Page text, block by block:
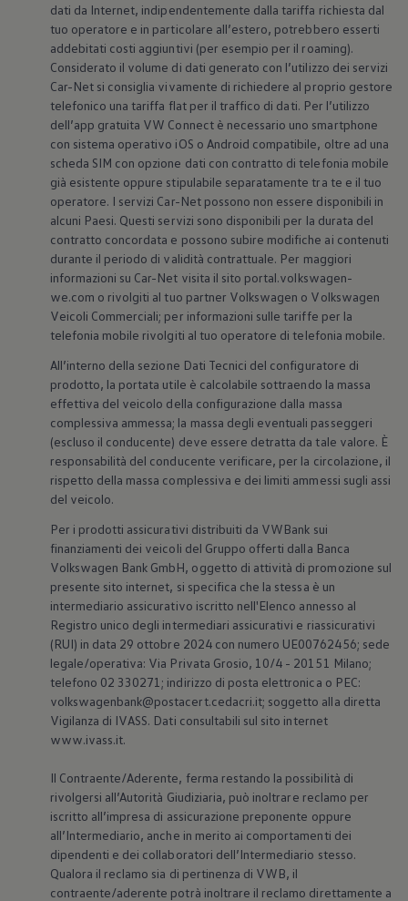
dati da Internet, indipendentemente dalla tariffa richiesta dal
tuo operatore e in particolare all’estero, potrebbero esserti
addebitati costi aggiuntivi (per esempio per il roaming).
Considerato il volume di dati generato con l’utilizzo dei servizi
Car-Net si consiglia vivamente di richiedere al proprio gestore
telefonico una tariffa flat per il traffico di dati. Per l’utilizzo
dell’app gratuita VW Connect è necessario uno smartphone
con sistema operativo iOS o Android compatibile, oltre ad una
scheda SIM con opzione dati con contratto di telefonia mobile
già esistente oppure stipulabile separatamente tra te e il tuo
operatore. I servizi Car-Net possono non essere disponibili in
alcuni Paesi. Questi servizi sono disponibili per la durata del
contratto concordata e possono subire modifiche ai contenuti
durante il periodo di validità contrattuale. Per maggiori
informazioni su Car-Net visita il sito portal.volkswagen-
we.com o rivolgiti al tuo partner Volkswagen o Volkswagen
Veicoli Commerciali; per informazioni sulle tariffe per la
telefonia mobile rivolgiti al tuo operatore di telefonia mobile.
All’interno della sezione Dati Tecnici del configuratore di
prodotto, la portata utile è calcolabile sottraendo la massa
effettiva del veicolo della configurazione dalla massa
complessiva ammessa; la massa degli eventuali passeggeri
(escluso il conducente) deve essere detratta da tale valore. È
responsabilità del conducente verificare, per la circolazione, il
rispetto della massa complessiva e dei limiti ammessi sugli assi
del veicolo.
Per i prodotti assicurativi distribuiti da VWBank sui
finanziamenti dei veicoli del Gruppo offerti dalla Banca
Volkswagen Bank GmbH, oggetto di attività di promozione sul
presente sito internet, si specifica che la stessa è un
intermediario assicurativo iscritto nell'Elenco annesso al
Registro unico degli intermediari assicurativi e riassicurativi
(RUI) in data 29 ottobre 2024 con numero UE00762456; sede
legale/operativa: Via Privata Grosio, 10/4 - 20151 Milano;
telefono 02 330271; indirizzo di posta elettronica o PEC:
volkswagenbank@postacert.cedacri.it; soggetto alla diretta
Vigilanza di IVASS. Dati consultabili sul sito internet
www.ivass.it.
Il Contraente/Aderente, ferma restando la possibilità di
rivolgersi all’Autorità Giudiziaria, può inoltrare reclamo per
iscritto all’impresa di assicurazione preponente oppure
all’Intermediario, anche in merito ai comportamenti dei
dipendenti e dei collaboratori dell’Intermediario stesso.
Qualora il reclamo sia di pertinenza di VWB, il
contraente/aderente potrà inoltrare il reclamo direttamente a